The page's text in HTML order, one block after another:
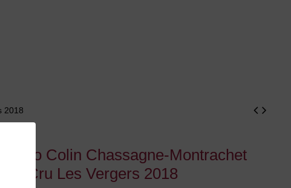
2018
Bruno Colin Chassagne-Montrachet
1er Cru Les Vergers 2018